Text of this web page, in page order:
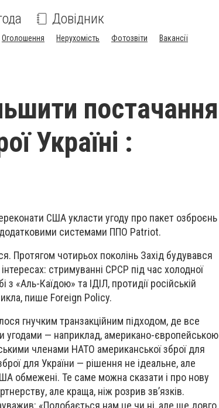
Довідник
Оголошення Нерухомість Фотозвіти Вакансії
постачання
Україні :
США укласти угоду про пакет озброєнь
додатковими системами ППО Patriot.
Протягом чотирьох поколінь Захід будувався
стримуванні СРСР під час холодної
«Аль-Каїдою» та ІДІЛ, протидії російській
пише Foreign Policy.
гнучким транзакційним підходом, де все
угодами — наприклад, американо-європейською
членами НАТО американської зброї для
для України — рішення не ідеальне, але
обмежені. Те саме можна сказати і про нову
але краща, ніж розрив зв’язків.